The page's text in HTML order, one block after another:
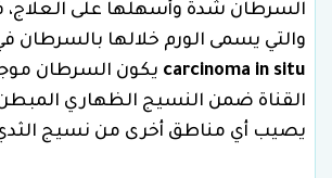
والتي يسمى الورم خلالها بالسرطان
carcinoma in situ يكون السرطان
القناة ضمن النسيج الظهاري المبطن
يصيب أي مناطق أخرى من نسيج